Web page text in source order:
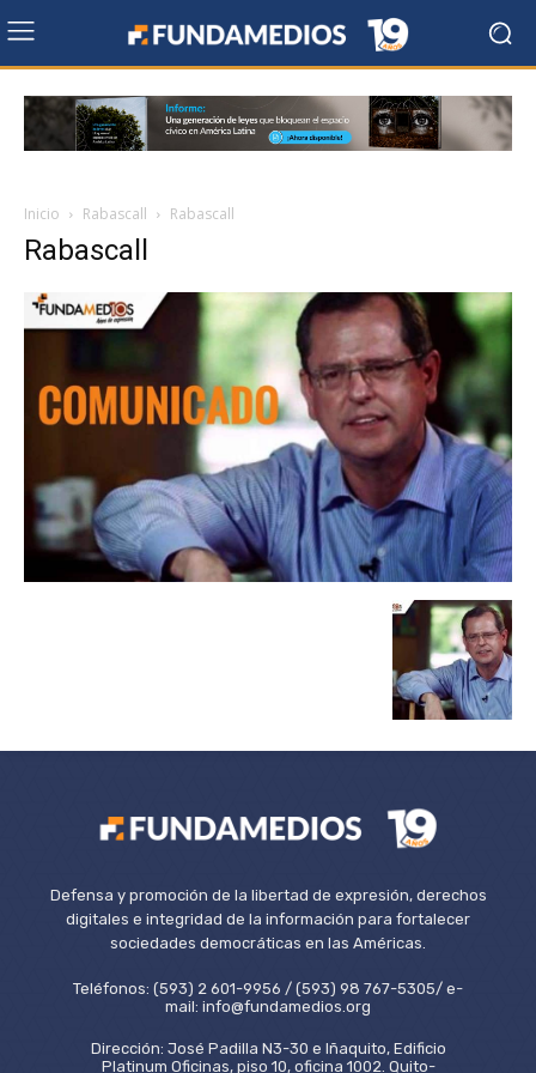
Inicio Rabascall Rabascall
Rabascall
Defensa y promoción de la libertad de expresión, derechos
digitales e integridad de la información para fortalecer
sociedades democráticas en las Américas.
Teléfonos: (593) 2 601-9956 / (593) 98 767-5305/ e-
mail: info@fundamedios.org
Dirección: José Padilla N3-30 e Iñaquito, Edificio
Platinum Oficinas, piso 10, oficina 1002. Quito-